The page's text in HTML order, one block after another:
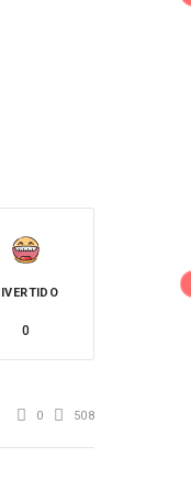
0
0 508